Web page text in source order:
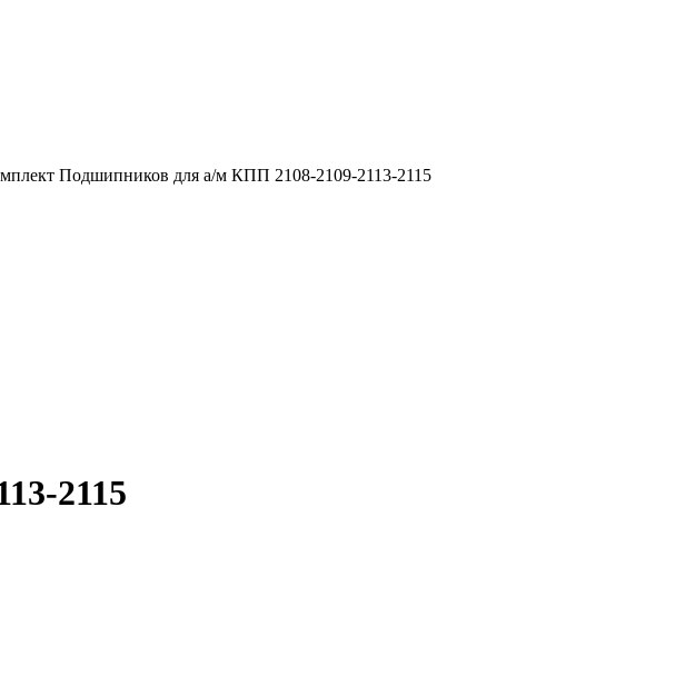
Подшипников для а/м КПП 2108-2109-2113-2115
2115